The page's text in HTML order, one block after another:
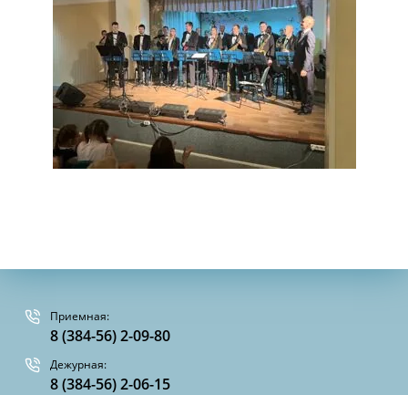
Приемная:
8 (384-56) 2-09-80
Дежурная:
8 (384-56) 2-06-15